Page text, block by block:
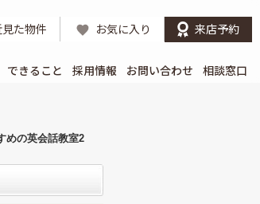
た物件 お気に入り 来店予約
できること 採用情報 お問い合わせ 相談窓口
めの英会話教室2